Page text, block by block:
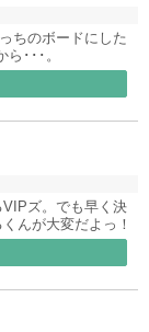
ちのボードにした
･･･。
ズ。でも早く決
んが大変だよっ！